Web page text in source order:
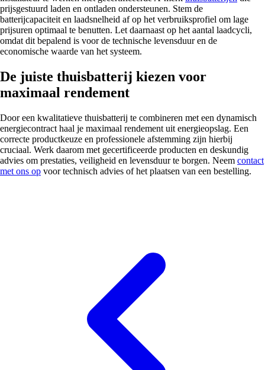
prijsgestuurd laden en ontladen ondersteunen. Stem de
batterijcapaciteit en laadsnelheid af op het verbruiksprofiel om lage
prijsuren optimaal te benutten. Let daarnaast op het aantal laadcycli,
omdat dit bepalend is voor de technische levensduur en de
economische waarde van het systeem.
De juiste thuisbatterij kiezen voor
maximaal rendement
Door een kwalitatieve thuisbatterij te combineren met een dynamisch
energiecontract haal je maximaal rendement uit energieopslag. Een
correcte productkeuze en professionele afstemming zijn hierbij
cruciaal. Werk daarom met gecertificeerde producten en deskundig
advies om prestaties, veiligheid en levensduur te borgen. Neem contact
met ons op voor technisch advies of het plaatsen van een bestelling.